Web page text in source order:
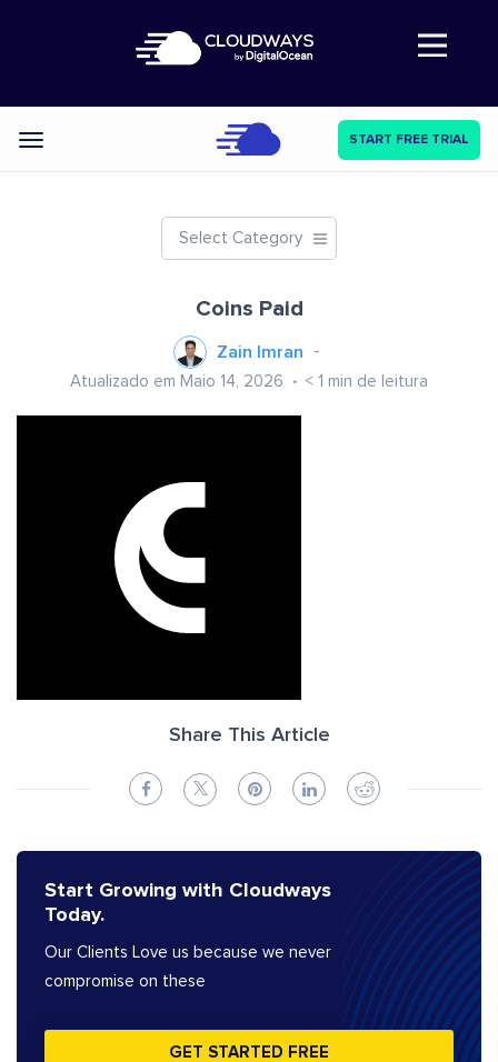
Abre a navegação
Categories START FREE TRIAL
Select Category
Coins Paid
Zain Imran
Atualizado em Maio 14, 2026 < 1 min de leitura
Share This Article
Start Growing with Cloudways
Today.
Our Clients Love us because we never
compromise on these
GET STARTED FREE